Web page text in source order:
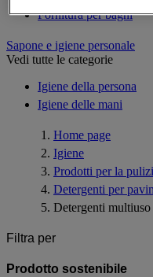
Fornitura per bagni
Sapone e igiene personale
Vedi tutte le categorie
Igiene della persona
Igiene delle mani
Home page
Igiene
Prodotti per la
Detergenti per
Detergenti multiuso
Filtra per
Prodotto sostenibile